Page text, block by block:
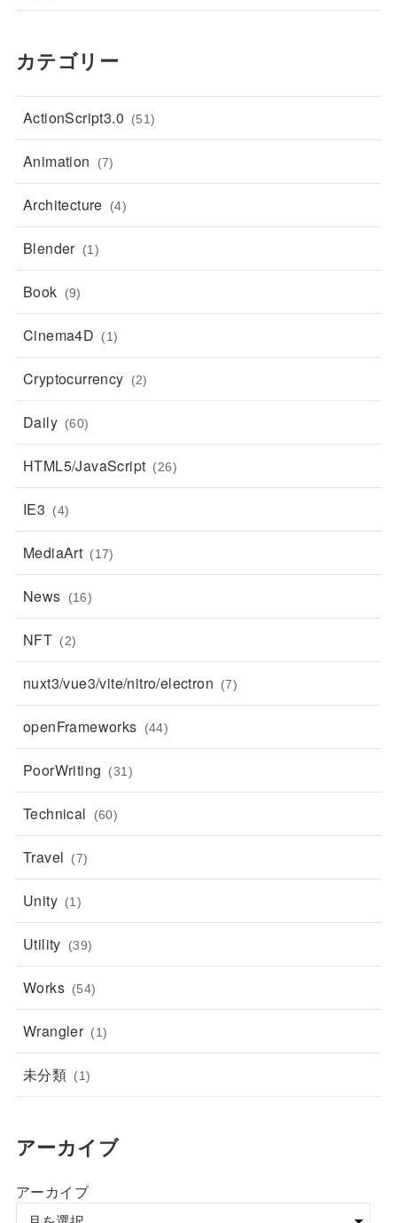
カテゴリー
ActionScript3.0 (51)
Animation (7)
Architecture (4)
Blender (1)
Book (9)
Cinema4D (1)
Cryptocurrency (2)
Daily (60)
HTML5/JavaScript (26)
IE3 (4)
MediaArt (17)
News (16)
NFT (2)
nuxt3/vue3/vite/nitro/electron (7)
openFrameworks (44)
PoorWriting (31)
Technical (60)
Travel (7)
Unity (1)
Utility (39)
Works (54)
Wrangler (1)
未分類 (1)
アーカイブ
アーカイブ